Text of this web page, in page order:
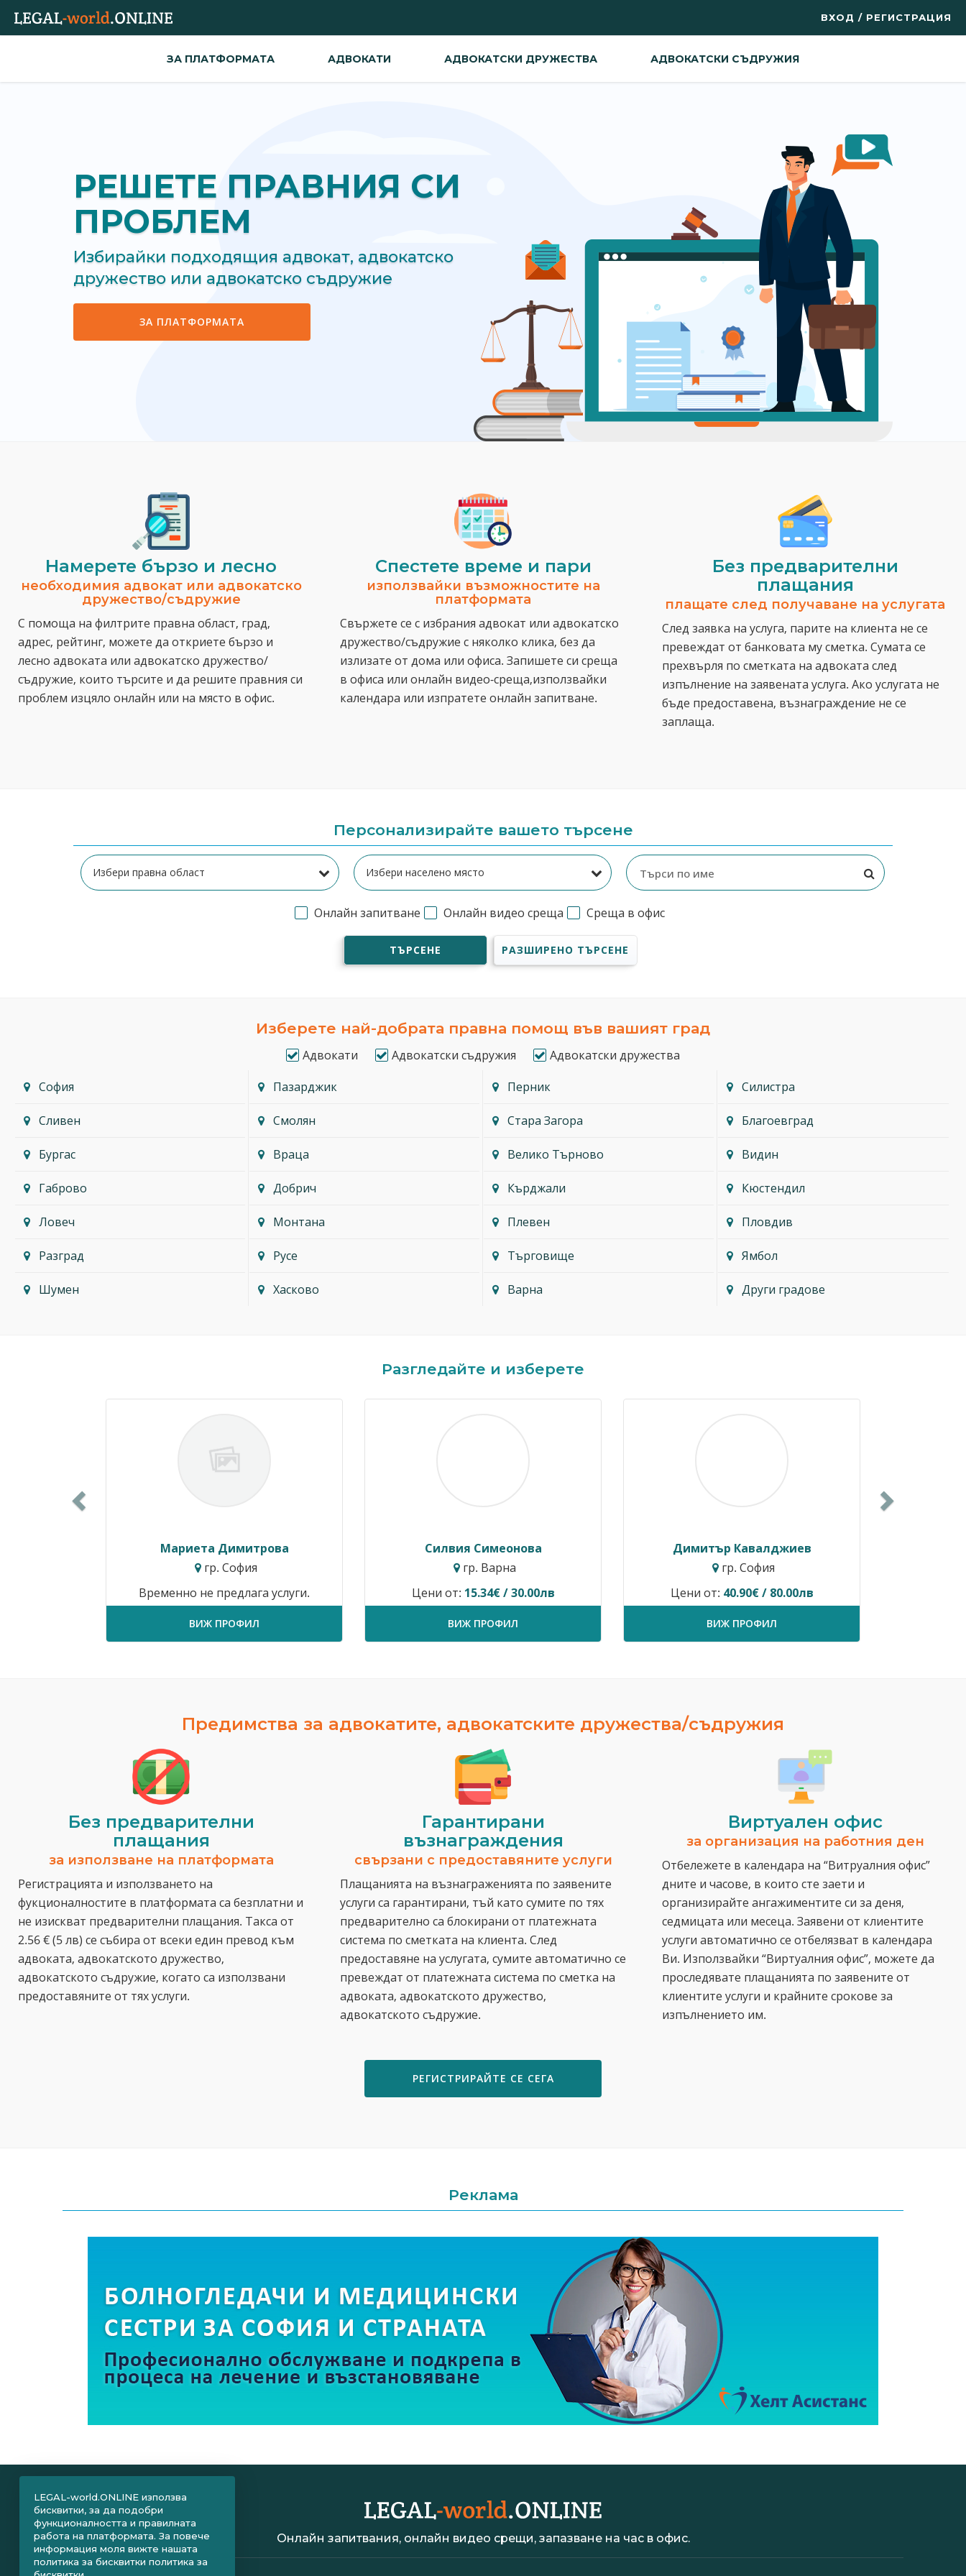
ВХОД / РЕГИСТРАЦИЯ
ЗА ПЛАТФОРМАТА АДВОКАТИ АДВОКАТСКИ ДРУЖЕСТВА АДВОКАТСКИ СЪДРУЖИЯ
РЕШЕТЕ ПРАВНИЯ СИ
ПРОБЛЕМ
Избирайки подходящия адвокат, адвокатско
дружество или адвокатско съдружие
ЗА ПЛАТФОРМАТА
Намерете бързо и лесно
необходимия адвокат или адвокатско
дружество/съдружие
С помоща на филтрите правна област, град,
адрес, рейтинг, можете да откриете бързо и
лесно адвоката или адвокатско дружество/
съдружие, които търсите и да решите правния си
проблем изцяло онлайн или на място в офис.
Спестeте време и пари
използвайки възможностите на
платформата
Свържете се с избрания адвокат или адвокатско
дружество/съдружие с няколко клика, без да
излизате от дома или офиса. Запишете си среща
в офиса или онлайн видео-среща,използвайки
календара или изпратете онлайн запитване.
Без предварителни
плащания
плащате след получаване на услугата
След заявка на услуга, парите на клиента не се
превеждат от банковата му сметка. Сумата се
прехвърля по сметката на адвоката след
изпълнение на заявената услуга. Ако услугата не
бъде предоставена, възнаграждение не се
заплаща.
Персонализирайте вашето търсене
Онлайн запитване Онлайн видео среща Среща в офис
ТЪРСЕНЕ РАЗШИРЕНО ТЪРСЕНЕ
Изберете най-добрата правна помощ във вашият град
Адвокати Адвокатски съдружия
Адвокатски дружества
София
Пазарджик Перник Силистра
Сливен Смолян Стара Загора Благоевград
Бургас Враца Велико Търново Видин
Габрово Добрич Кърджали Кюстендил
Ловеч Монтана Плевен Пловдив
Разград Русе Търговище Ямбол
Шумен Хасково Варна Други градове
Разгледайте и изберете
Мариета Димитрова
гр. София
Временно не предлага услуги.
ВИЖ ПРОФИЛ
Силвия Симеонова
гр. Варна
Цени от: 15.34€ / 30.00лв
ВИЖ ПРОФИЛ
Димитър Кавалджиев
гр. София
Цени от: 40.90€ / 80.00лв
ВИЖ ПРОФИЛ
Предимства за адвокатите, адвокатските дружества/съдружия
Без предварителни
плащания
за използване на платформата
Регистрацията и използването на
фукционалностите в платформата са безплатни и
не изискват предварителни плащания. Такса от
2.56 € (5 лв) се събира от всеки един превод към
адвоката, адвокатското дружество,
адвокатското съдружие, когато са използвани
предоставяните от тях услуги.
Гарантирани
възнаграждения
свързани с предоставяните услуги
Плащанията на възнаграженията по заявените
услуги са гарантирани, тъй като сумите по тях
предварително са блокирани от платежната
система по сметката на клиента. След
предоставяне на услугата, сумите автоматично се
превеждат от платежната система по сметка на
адвоката, адвокатското дружество,
адвокатското съдружие.
Виртуален офис
за организация на работния ден
Отбележете в календара на “Витруалния офис”
дните и часове, в които сте заети и
организирайте ангажиментите си за деня,
седмицата или месеца. Заявени от клиентите
услуги автоматично се отбелязват в календара
Ви. Използвайки “Виртуалния офис”, можете да
проследявате плащанията по заявените от
клиентите услуги и крайните срокове за
изпълнението им.
РЕГИСТРИРАЙТЕ СЕ СЕГА
Реклама
Онлайн запитвания, онлайн видео срещи, запазване на час в офис.
LEGAL-world.ONLINE използва
бисквитки, за да подобри
функционалността и правилната
работа на платформата. За повече
информация моля вижте нашата
политика за бисквитки политика за